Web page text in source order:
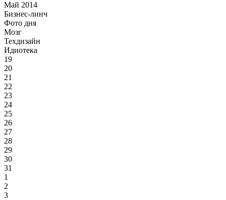
Май 2014
Бизнес-линч
Фото дня
Мозг
Техдизайн
Идиотека
19
20
21
22
23
24
25
26
27
28
29
30
31
1
2
3